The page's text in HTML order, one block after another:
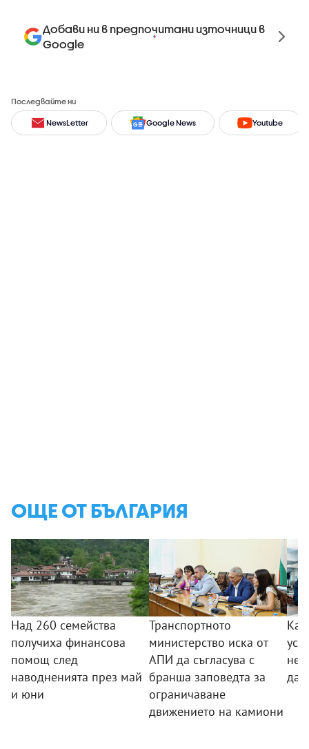
Добави ни в предпочитани източници в
Google
Последвайте ни
NewsLetter Google News Youtube
ОЩЕ ОТ БЪЛГАРИЯ
Над 260 семейства
получиха финансова
помощ след
наводненията през май
и юни
Транспортното
министерство иска от
АПИ да съгласува с
бранша заповедта за
ограничаване
движението на камиони
да